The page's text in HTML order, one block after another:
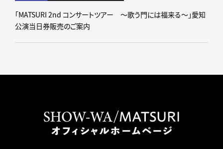
「MATSURI 2nd コンサートツアー ～歌う門には福来る～」愛知
公演当日券販売のご案内